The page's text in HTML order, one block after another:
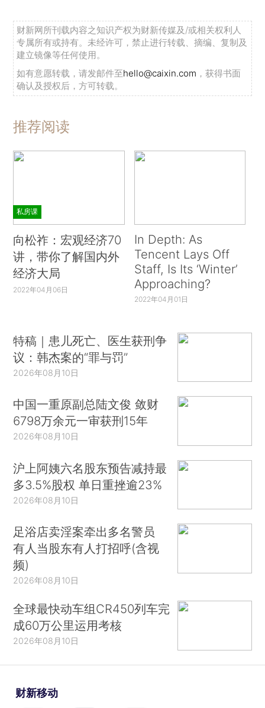
财新网所刊载内容之知识产权为财新传媒及/或相关权利人
专属所有或持有。未经许可，禁止进行转载、摘编、复制及
建立镜像等任何使用。
如有意愿转载，请发邮件至hello@caixin.com ，获得书面
确认及授权后，方可转载。
推荐阅读
私房课
向松祚：宏观经济70
讲，带你了解国内外
经济大局
2022年04月06日
In Depth: As
Tencent Lays Off
Staff, Is Its ‘Winter’
Approaching?
2022年04月01日
特稿｜患儿死亡、医生获刑争
议：韩杰案的“罪与罚”
2026年08月10日
中国一重原副总陆文俊 敛财
6798万余元一审获刑15年
2026年08月10日
沪上阿姨六名股东预告减持最
多3.5%股权 单日重挫逾23%
2026年08月10日
足浴店卖淫案牵出多名警员
有人当股东有人打招呼(含视
频)
2026年08月10日
全球最快动车组CR450列车完
成60万公里运用考核
2026年08月10日
财新移动